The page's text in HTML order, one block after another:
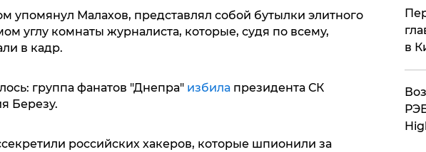
упомянул Малахов, представлял собой бутылки элитного
углу комнаты журналиста, которые, судя по всему,
в кадр.
группа фанатов "Днепра" избилапрезидента СК
Березу.
российских хакеров, которые шпионили за
в